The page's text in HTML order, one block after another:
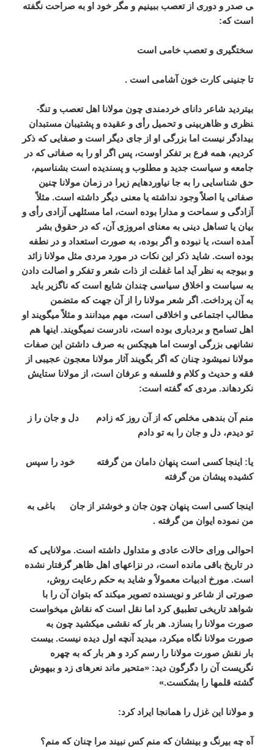
ی صدر و دوری از تعصب ببینیم و مگر خود او به صراحت نگفته
است که:
سختگیری و تعصب خامی است
تا جنینی کارت خون آشامی است .
بی­تردید شاعر دانای خردمندی چون مولانا اهل تعصب و تنگ­
نظری و ظاهربینی و تحمیل رأی و عقیده و پشتیبان مستبدان
بیدادگر نیست اما بزرگی او از جای دیگر است و صفایی که ذکر
کردیم، همه فرع بر تفکر اوست، پس اگر او را به صفاتی که در
جامعه و سیاست جدید و مطلوب و پسندیده است بشناسیم،
حق شناسایی را به جا نیاورده­ایم زیرا در زمان مولانا چنین
صفاتی یا اصلاً وجود نداشته یا معنی دیگر داشته است. مثلاً
آزادگی و سماحت و مدارا بوده است، اما مسئله­ی آزادی رأی و
بیان یا تساهل دینی به معنای امروزی آن، که در حقوق بشر
آمده است، یا نبوده و اگر بوده، به صورت استعداد و در نطفه
بوده است. شاید ذکر این نکات در مورد مردی مثل مولانا زائد
و بی­وجه به نظر آید اما غفلت از ذات شعر و تفکر و اصالت دادن
به سیاست و اخلاق سیاسی چندان شایع است که ناگزیر باید
به آن پرداخت. اگر شعر مولانا را از آن جهت که متضمن
مطالب اجتماعی و اخلاقی است، مهم می­دانند و مثلاً می­گویند او
اهل تسامح و بردباری بوده است، نادرست نمی­گویند. اینها هم
نشانه­ی بزرگی اوست اما هیچ­کس به صرف داشتن این صفات
مولانا نمی­شود چنان که اگر بگویند آثار مولانا معجون عجیبی از
فقه و حدیث و کلام و فلسفه و عرفان است، از مولانا ستایش
نکرده­اند. مردی که گفته است:
منم آن بنده­ی مخلص که از آن روز که زادم دل و جان را ز
تو دیدم، دل و جان را به تو دادم
یا: اینجا کسی است پنهان دامان من گرفته خود را سپس
کشیده پیشان من گرفته
اینجا کسی است پنهان چون جان و خوشتر از جان باغی به
من نموده ایوان من گرفته .
احوالی ورای حالات عادی و متداول داشته است. مولانایی که
در تاریخ باقی مانده است، در نزاع­های اهل ظاهر گرفتار نشده
است. مورخ ادبیات معمولاً و شاید به حکم رعایت روش،
صورتی از شاعر و نویسنده تصویر می­کند که بتوان آن را با
شواهد تاریخی تطبیق کرد اما نقل است که نقاش می­خواست
صورت مولانا را بسازد. هر بار که نقشی می­کشید چون به
صورت مولانا نگاه می­کرد، می­دید آنچه اول دیده نیست. بیست
بار نقش صورت مولانا را رسم کرد و هر بار که به چهره
نگریست آن را دگرگون دید: «متحیر ماند نعره­ای زد و بیهوش
گشته قلم­ها را بشکست.»
و مولانا این غزل را همان­جا ایراد کرد:
آه چه بی­رنگ و بی­نشان که منم کس نبیند مرا چنان که منم؟